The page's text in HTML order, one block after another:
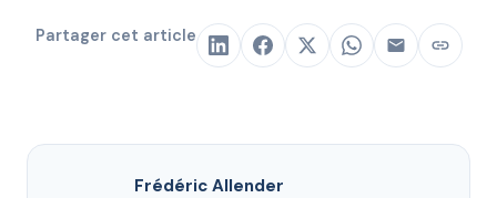
Partager cet article
Frédéric Allender